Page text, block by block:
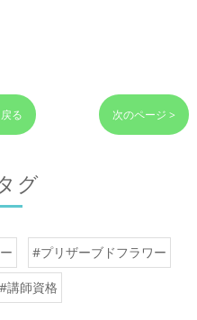
る 次のページ >
グ
#プリザーブドフラワー
#講師資格